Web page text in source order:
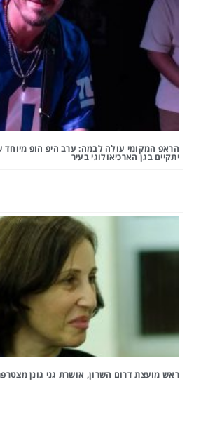
הראפ המקומי עולה לבמה: ערב היפ הופ מיוחד
יתקיים בגן הארכיאולוגי בעיר
ראש מועצת דרום השרון, אושרת גני גונן